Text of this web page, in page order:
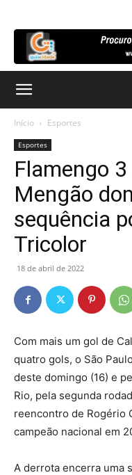
Início Esportes
Esportes
Flamengo
Mengão
sequência
Tricolor
18 de abril de 2022
Com mais um gol de
quatro gols, o São
deste domingo (16) e
Rio, pela segunda
reencontro de Rogério
campeão nacional em
A derrota encerra uma